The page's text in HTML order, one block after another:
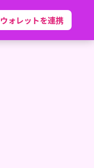
ウォレットを連携